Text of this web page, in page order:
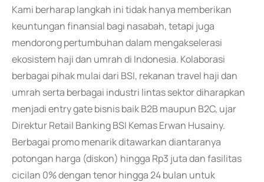
Kami berharap langkah ini tidak hanya memberikan
keuntungan finansial bagi nasabah, tetapi juga
mendorong pertumbuhan dalam mengakselerasi
ekosistem haji dan umrah di Indonesia. Kolaborasi
berbagai pihak mulai dari BSI, rekanan travel haji dan
umrah serta berbagai industri lintas sektor diharapkan
menjadi entry gate bisnis baik B2B maupun B2C, ujar
Direktur Retail Banking BSI Kemas Erwan Husainy.
Berbagai promo menarik ditawarkan diantaranya
potongan harga (diskon) hingga Rp3 juta dan fasilitas
cicilan 0% dengan tenor hingga 24 bulan untuk